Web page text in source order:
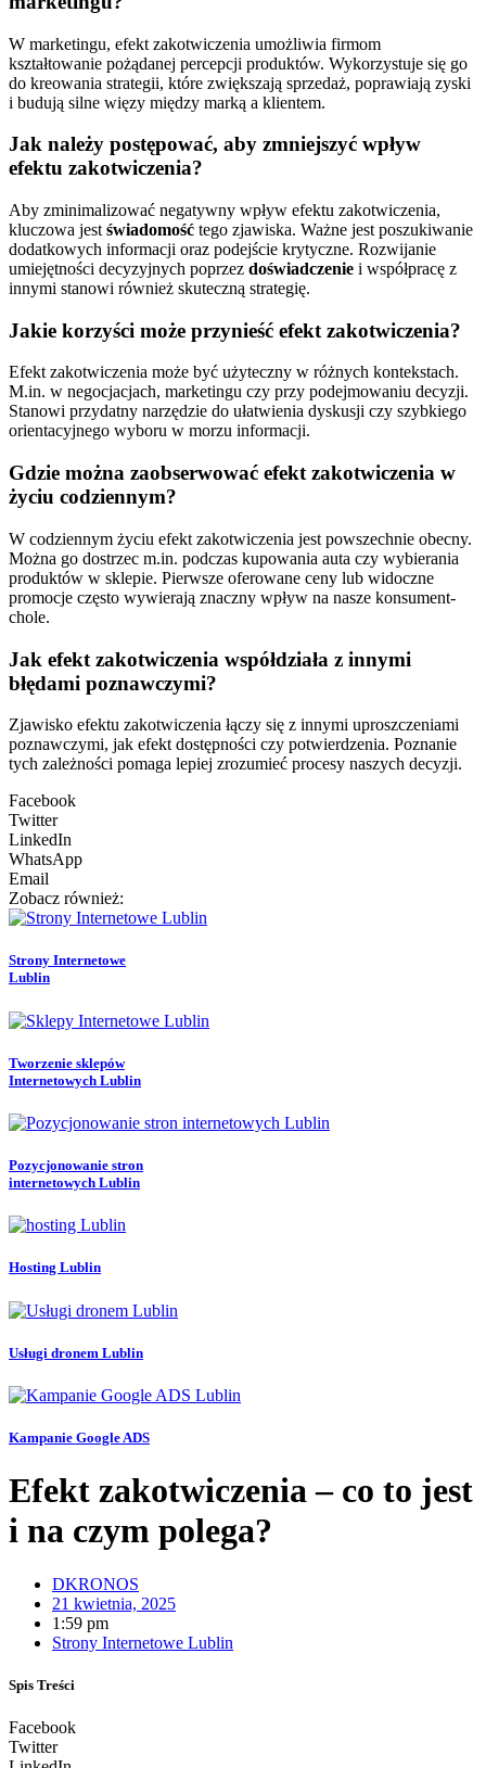
W marketingu, efekt zakotwiczenia umożliwia firmom
kształtowanie pożądanej percepcji produktów. Wykorzystuje się go
do kreowania strategii, które zwiększają sprzedaż, poprawiają zyski
i budują silne więzy między marką a klientem.
Jak należy postępować, aby zmniejszyć wpływ
efektu zakotwiczenia?
Aby zminimalizować negatywny wpływ efektu zakotwiczenia,
kluczowa jest świadomość tego zjawiska. Ważne jest poszukiwanie
dodatkowych informacji oraz podejście krytyczne. Rozwijanie
umiejętności decyzyjnych poprzez doświadczenie i współpracę z
innymi stanowi również skuteczną strategię.
Jakie korzyści może przynieść efekt zakotwiczenia?
Efekt zakotwiczenia może być użyteczny w różnych kontekstach.
M.in. w negocjacjach, marketingu czy przy podejmowaniu decyzji.
Stanowi przydatny narzędzie do ułatwienia dyskusji czy szybkiego
orientacyjnego wyboru w morzu informacji.
Gdzie można zaobserwować efekt zakotwiczenia w
życiu codziennym?
W codziennym życiu efekt zakotwiczenia jest powszechnie obecny.
Można go dostrzec m.in. podczas kupowania auta czy wybierania
produktów w sklepie. Pierwsze oferowane ceny lub widoczne
promocje często wywierają znaczny wpływ na nasze konsument-
chole.
Jak efekt zakotwiczenia współdziała z innymi
błędami poznawczymi?
Zjawisko efektu zakotwiczenia łączy się z innymi uproszczeniami
poznawczymi, jak efekt dostępności czy potwierdzenia. Poznanie
tych zależności pomaga lepiej zrozumieć procesy naszych decyzji.
Facebook
Twitter
LinkedIn
WhatsApp
Email
Zobacz również:
Strony Internetowe
Lublin
Tworzenie sklepów
Internetowych Lublin
Pozycjonowanie stron
internetowych Lublin
Hosting Lublin
Usługi dronem Lublin
Kampanie Google ADS
Efekt zakotwiczenia – co to jest
i na czym polega?
DKRONOS
21 kwietnia, 2025
1:59 pm
Strony Internetowe Lublin
Spis Treści
Facebook
Twitter